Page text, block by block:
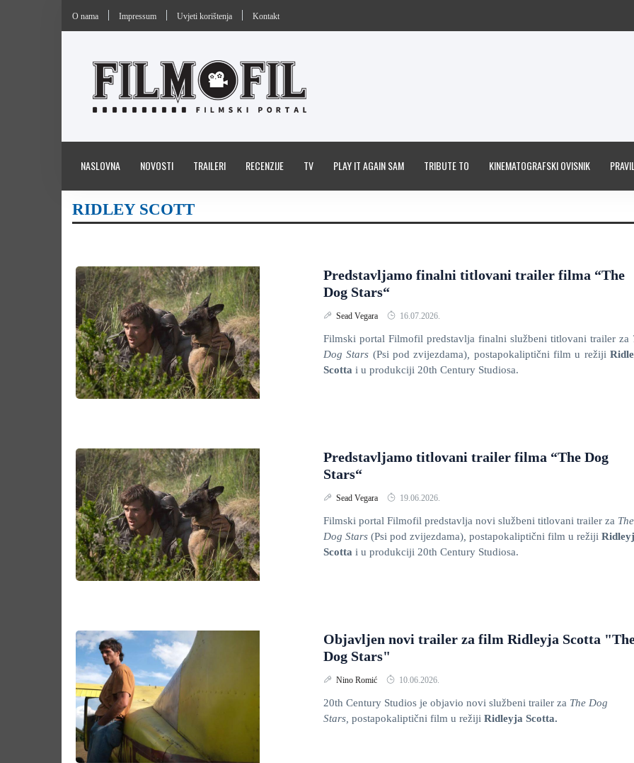
O nama Impressum Uvjeti korištenja Kontakt
NASLOVNA NOVOSTI TRAILERI RECENZIJE TV PLAY IT AGAIN SAM TRIBUTE TO KINEMATOGRAFSKI OVISNIK
RIDLEY SCOTT
Predstavljamo finalni titlovani trailer filma “The
Dog Stars“
Sead Vegara 16.07.2026.
Filmski portal Filmofil predstavlja finalni službeni titlovani trailer za
Dog Stars (Psi pod zvijezdama) postapokaliptični film u režiji
Scotta i u produkciji 20th Century Studiosa.
Predstavljamo titlovani trailer filma “The Dog
Stars“
Sead Vegara 19.06.2026.
Filmski portal Filmofil predstavlja novi službeni titlovani trailer za The
Dog Stars (Psi pod zvijezdama) postapokaliptični film u režiji
Scotta i u produkciji 20th Century Studiosa.
Objavljen novi trailer za film Ridleyja Scotta
Dog Stars"
Nino Romić 10.06.2026.
20th Century Studios je objavio novi službeni trailer za The Dog
Stars, postapokaliptični film u režiji Ridleyja Scotta.